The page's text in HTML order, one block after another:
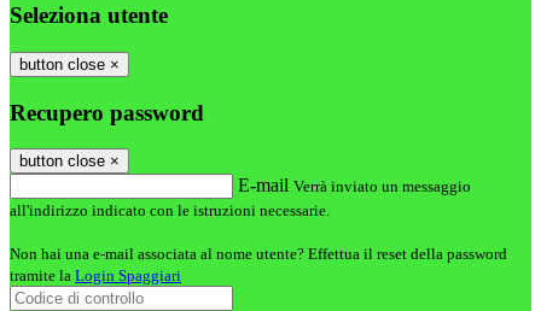
Seleziona utente
button close ×
Recupero password
button close ×
E-mail Verrà inviato un messaggio
all'indirizzo indicato con le istruzioni necessarie.
Non hai una e-mail associata al nome utente? Effettua il reset della password
tramite la Login Spaggiari